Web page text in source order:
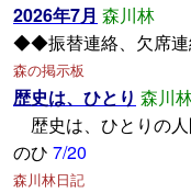
2026年7月 森川林
◆◆振替連絡、欠席
森の掲示板
歴史は、ひとり 森川
歴史は、ひとりの
のひ 7/20
森川林日記